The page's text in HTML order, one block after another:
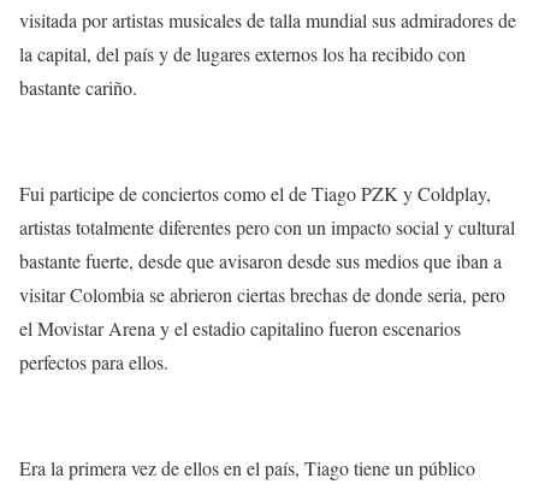
visitada por artistas musicales de talla mundial sus admiradores de
la capital, del país y de lugares externos los ha recibido con
bastante cariño.
Fui participe de conciertos como el de Tiago PZK y Coldplay,
artistas totalmente diferentes pero con un impacto social y cultural
bastante fuerte, desde que avisaron desde sus medios que iban a
visitar Colombia se abrieron ciertas brechas de donde seria, pero
el Movistar Arena y el estadio capitalino fueron escenarios
perfectos para ellos.
Era la primera vez de ellos en el país, Tiago tiene un público